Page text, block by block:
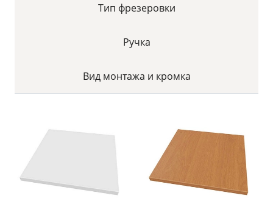
Тип фрезеровки
Ручка
Вид монтажа и кромка